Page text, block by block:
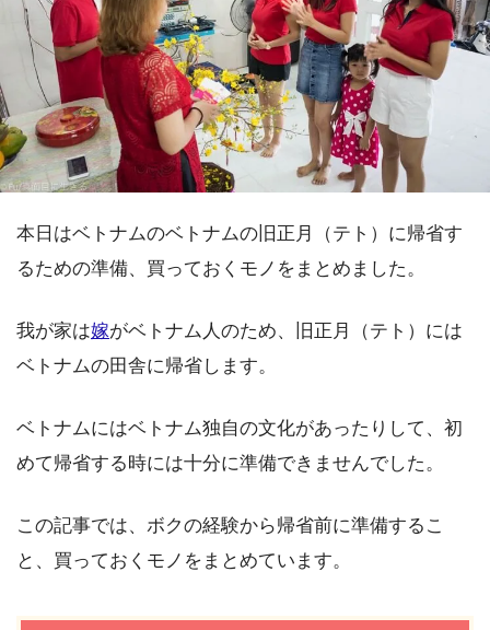
本日はベトナムのベトナムの旧正月（テト）に帰省す
るための準備、買っておくモノをまとめました。
我が家は嫁がベトナム人のため、旧正月（テト）には
ベトナムの田舎に帰省します。
ベトナムにはベトナム独自の文化があったりして、初
めて帰省する時には十分に準備できませんでした。
この記事では、ボクの経験から帰省前に準備するこ
と、買っておくモノをまとめています。